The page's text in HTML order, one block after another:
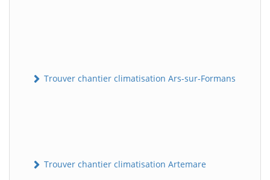
Trouver chantier climatisation Ars-sur-Formans
Trouver chantier climatisation Artemare